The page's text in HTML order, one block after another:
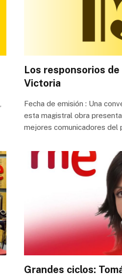
Los responsorios
Victoria
Fecha de emisión : Una
esta magistral obra
mejores comunicadores del
Grandes ciclos: